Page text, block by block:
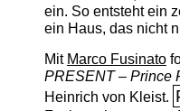
ein. So entsteht ein
ein Haus, das nicht
Mit Marco Fusinato
PRESENT – Prince
Heinrich von Kleist.